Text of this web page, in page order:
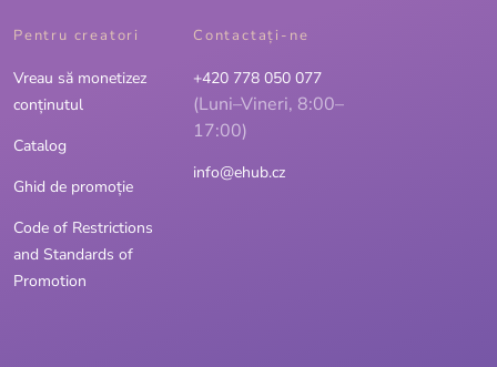
Pentru creatori
Vreau să monetizez
conținutul
Catalog
Ghid de promoție
Code of Restrictions
and Standards of
Promotion
Contactaţi-ne
+420 778 050 077
(Luni–Vineri, 8:00–
17:00)
info@ehub.cz